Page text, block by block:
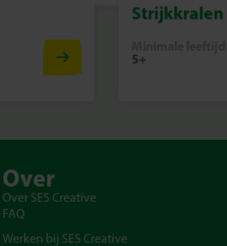
Strijkkralen
5+
Over
Over SES Creative
FAQ
Werken bij SES Creative